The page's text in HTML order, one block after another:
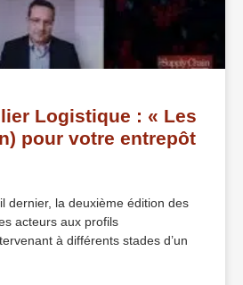
Logistique : « Les
pour votre entrepôt
dernier, la deuxième édition des
acteurs aux profils
à différents stades d’un